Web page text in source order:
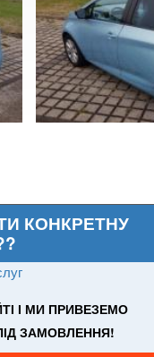
КОНКРЕТНУ
І МИ ПРИВЕЗЕМО
ЗАМОВЛЕННЯ!